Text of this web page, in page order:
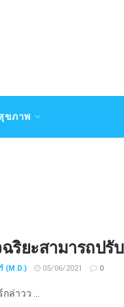
ขภาพ
ริยะสามารถป
(M.D.) 05/06/2021 0
ล่าวว ...